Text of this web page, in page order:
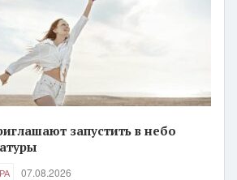
запустить в небо
07.08.2026